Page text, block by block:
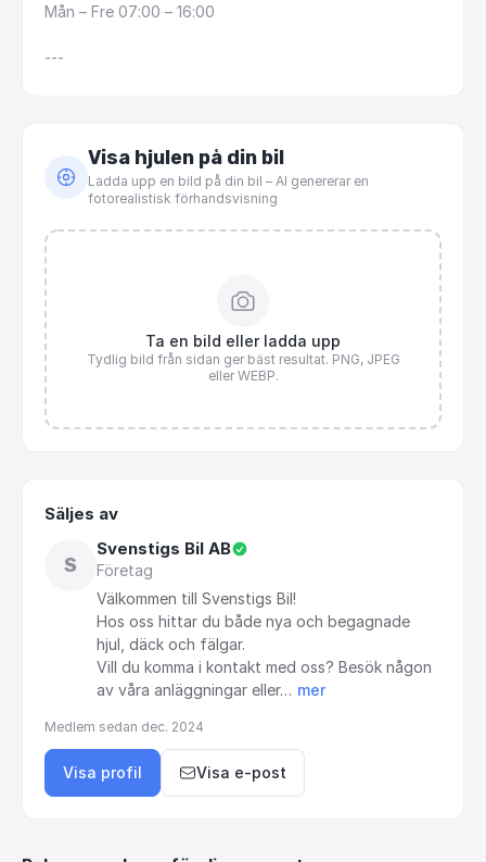
Mån – Fre 07:00 – 16:00
---
Visa hjulen på din bil
Ladda upp en bild på din bil – AI genererar en
fotorealistisk förhandsvisning
Ta en bild eller ladda upp
Tydlig bild från sidan ger bäst resultat. PNG, JPEG
eller WEBP.
Säljes av
S
Svenstigs Bil AB
Företag
Välkommen till Svenstigs Bil!
Hos oss hittar du både nya och begagnade
hjul, däck och fälgar.
Vill du komma i kontakt med oss? Besök någon
av våra anläggningar eller… mer
Medlem sedan dec. 2024
Visa profil Visa e-post